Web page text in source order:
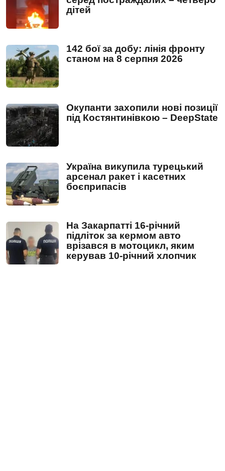
дітей
142 бої за добу: лінія фронту
станом на 8 серпня 2026
Окупанти захопили нові позиції
під Костянтинівкою – DeepState
Україна викупила турецький
арсенал ракет і касетних
боєприпасів
На Закарпатті 16-річний
підліток за кермом авто
врізався в мотоцикл, яким
керував 10-річний хлопчик